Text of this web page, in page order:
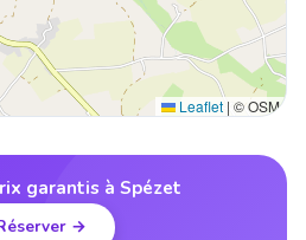
Leaflet | © OSM
garantis à Spézet
→